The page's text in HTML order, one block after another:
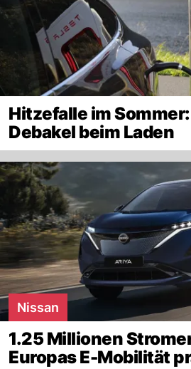
Hitzefalle im
Debakel beim Laden
Nissan
1.25 Millionen
Europas E-Mobilität